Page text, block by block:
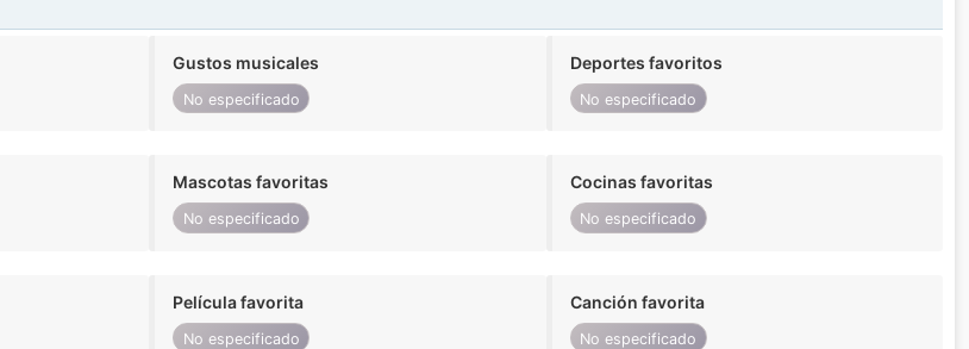
Gustos musicales
No especificado
Deportes favoritos
No especificado
Mascotas favoritas
No especificado
Cocinas favoritas
No especificado
Película favorita
No especificado
Canción favorita
No especificado